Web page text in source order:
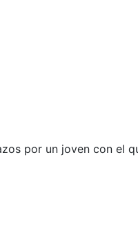
por un joven con el